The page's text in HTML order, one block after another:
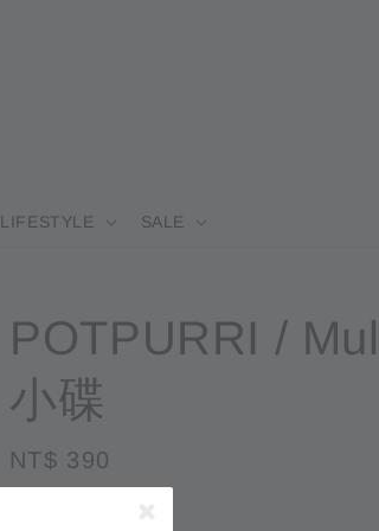
LIFESTYLE SALE
POTPURRI /
小碟
Regular
price
NT$ 390